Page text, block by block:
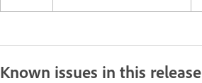
Known issues in this release